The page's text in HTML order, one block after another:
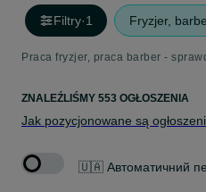
Filtry·1 Fryzjer,
ZNALEŹLIŚMY 553 OGŁOSZENIA
Jak pozycjonowane są
🇺🇦 Автоматичний